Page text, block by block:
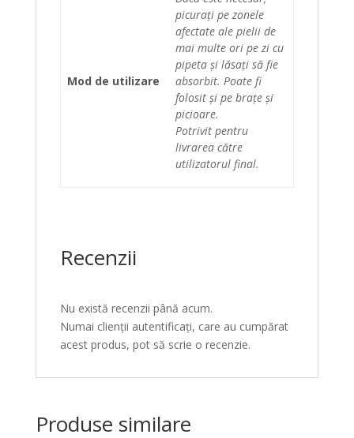
Mod de utilizare
picurați pe zonele
afectate ale pielii de
mai multe ori pe zi cu
pipeta și lăsați să fie
absorbit. Poate fi
folosit și pe brațe și
picioare.
Potrivit pentru
livrarea către
utilizatorul final.
Recenzii
Nu există recenzii până acum.
Numai clienții autentificați, care au cumpărat
acest produs, pot să scrie o recenzie.
Produse similare